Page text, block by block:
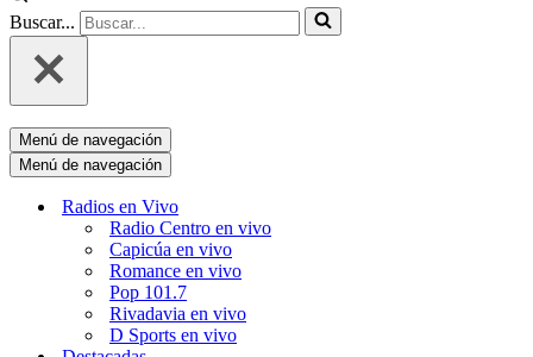
Buscar...
Menú de navegación
Menú de navegación
Radios en Vivo
Radio Centro en vivo
Capicúa en vivo
Romance en vivo
Pop 101.7
Rivadavia en vivo
D Sports en vivo